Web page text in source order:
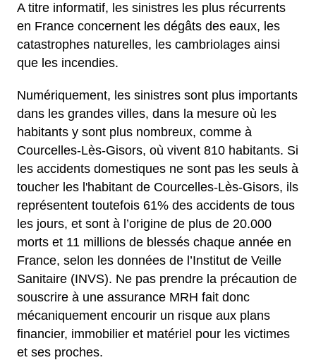
A titre informatif, les sinistres les plus récurrents
en France concernent les dégâts des eaux, les
catastrophes naturelles, les cambriolages ainsi
que les incendies.
Numériquement, les sinistres sont plus importants
dans les grandes villes, dans la mesure où les
habitants y sont plus nombreux, comme à
Courcelles-Lès-Gisors, où vivent 810 habitants. Si
les accidents domestiques ne sont pas les seuls à
toucher les l'habitant de Courcelles-Lès-Gisors, ils
représentent toutefois 61% des accidents de tous
les jours, et sont à l’origine de plus de 20.000
morts et 11 millions de blessés chaque année en
France, selon les données de l’Institut de Veille
Sanitaire (INVS). Ne pas prendre la précaution de
souscrire à une assurance MRH fait donc
mécaniquement encourir un risque aux plans
financier, immobilier et matériel pour les victimes
et ses proches.